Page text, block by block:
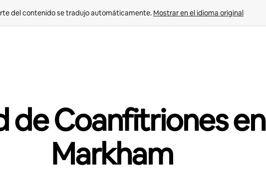
del contenido se tradujo automáticamente. Mostrar en el idioma original
de Coanfitriones en
Markham